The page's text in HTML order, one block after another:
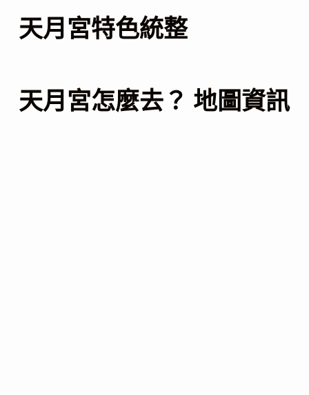
天月宮特色統整
天月宮怎麼去？ 地圖資訊